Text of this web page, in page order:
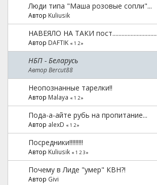
Люди типа "Маша розовые сопли"...
Автор Kuliusik
НАВЕЯЛО НА ТАКИ
Автор DAFTIK « 1 2»
НБП - Беларусь
Автор Bercut88
Неопознанные тарелки!!
Автор Malaya « 1 2»
Пода-а-айте рубь на пропитание...
Автор alexD « 1 2»
Посредники!!!!!!!!!
Автор Kuliusik « 1 23»
Почему в Лиде "умер" КВН?!
Автор Givi